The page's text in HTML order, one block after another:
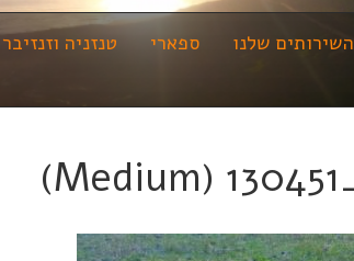
השירותים שלנו ספארי טנזניה וזנזיבר